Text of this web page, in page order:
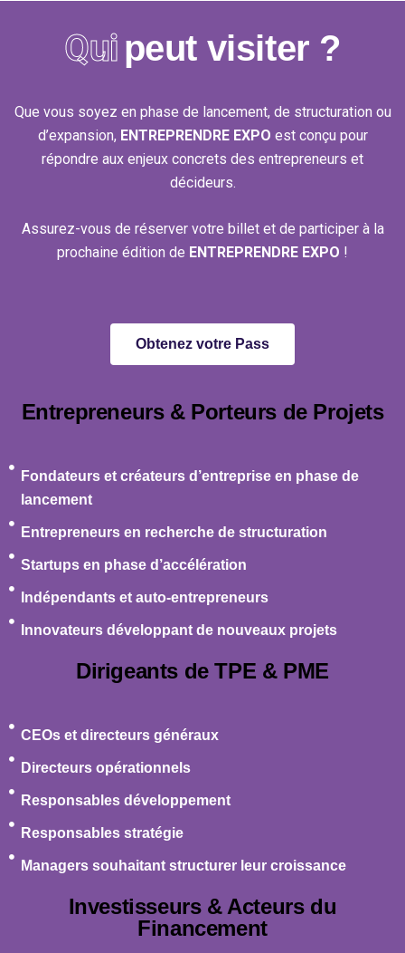
Qui peut visiter ?
Que vous soyez en phase de lancement, de structuration ou
d’expansion, ENTREPRENDRE EXPO est conçu pour
répondre aux enjeux concrets des entrepreneurs et
décideurs.
Assurez-vous de réserver votre billet et de participer à la
prochaine édition de ENTREPRENDRE EXPO !
Obtenez votre Pass
Entrepreneurs & Porteurs de Projets
Fondateurs et créateurs d’entreprise en phase de
lancement
Entrepreneurs en recherche de structuration
Startups en phase d’accélération
Indépendants et auto-entrepreneurs
Innovateurs développant de nouveaux projets
Dirigeants de TPE & PME
CEOs et directeurs généraux
Directeurs opérationnels
Responsables développement
Responsables stratégie
Managers souhaitant structurer leur croissance
Investisseurs & Acteurs du
Financement